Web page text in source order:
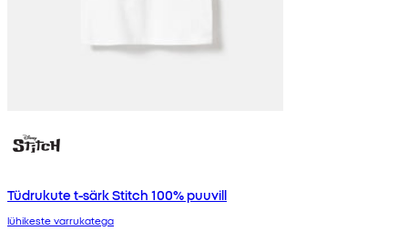
Tüdrukute t-särk Stitch 100% puuvill
lühikeste varrukatega